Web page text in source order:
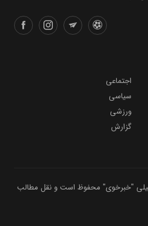
اجتماعی
سیاسی
ورزشی
گزارش
"خبرخوی" محفوظ است و نقل مطالب